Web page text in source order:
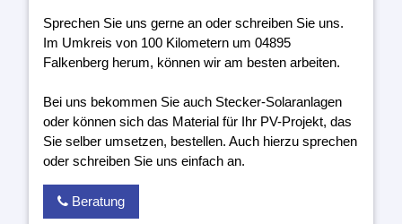
Sprechen Sie uns gerne an oder schreiben Sie uns.
Im Umkreis von 100 Kilometern um 04895
Falkenberg herum, können wir am besten arbeiten.
Bei uns bekommen Sie auch Stecker-Solaranlagen
oder können sich das Material für Ihr PV-Projekt, das
Sie selber umsetzen, bestellen. Auch hierzu sprechen
oder schreiben Sie uns einfach an.
Beratung